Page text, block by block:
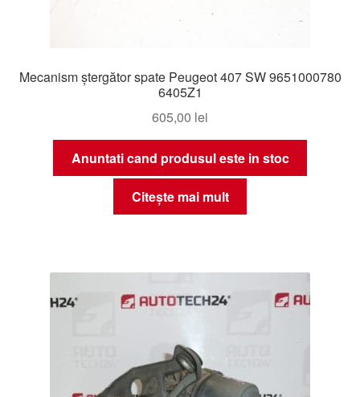
Mecanism ștergător spate Peugeot 407 SW 9651000780
6405Z1
605,00 lei
Anuntati cand produsul este in stoc
Citește mai mult